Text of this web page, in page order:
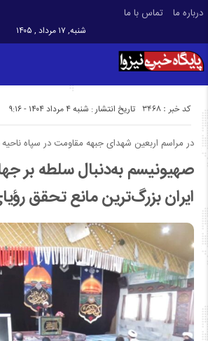
درباره ما تماس با ما
شنبه, ۱۷ مرداد , ۱۴۰۵
تاریخ انتشار : شنبه ۴ مرداد ۱۴۰۴ - ۹:۱۶ کد خبر : 3468
در مراسم اربعین شهدای جبهه مقاومت در سپاه
صهیونیسم به‌دنبال سلطه بر
ایران بزرگ‌ترین مانع تحقق